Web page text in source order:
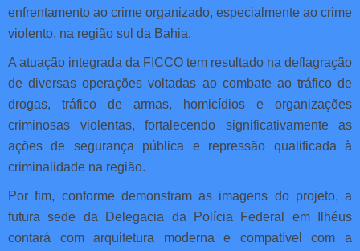
enfrentamento ao crime organizado, especialmente ao crime
violento, na região sul da Bahia.
A atuação integrada da FICCO tem resultado na deflagração
de diversas operações voltadas ao combate ao tráfico de
drogas, tráfico de armas, homicídios e organizações
criminosas violentas, fortalecendo significativamente as
ações de segurança pública e repressão qualificada à
criminalidade na região.
Por fim, conforme demonstram as imagens do projeto, a
futura sede da Delegacia da Polícia Federal em Ilhéus
contará com arquitetura moderna e compatível com a